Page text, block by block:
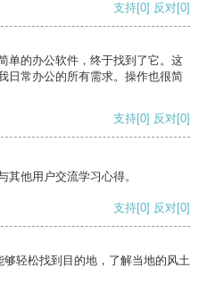
支持[0] 反对[0]
单的办公软件，终于找到了它。这
日常办公的所有需求。操作也很简
支持[0] 反对[0]
其他用户交流学习心得。
支持[0] 反对[0]
轻松找到目的地，了解当地的风土